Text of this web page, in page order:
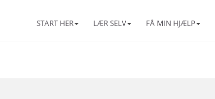
START HER LÆR SELV FÅ MIN HJÆLP